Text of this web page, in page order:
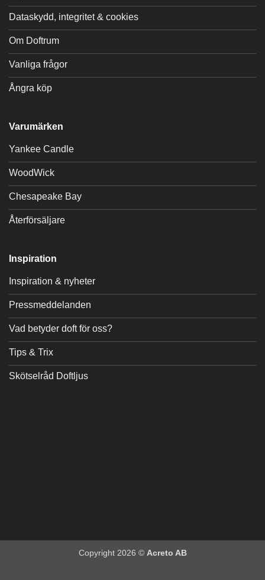
Dataskydd, integritet & cookies
Om Doftrum
Vanliga frågor
Ångra köp
Varumärken
Yankee Candle
WoodWick
Chesapeake Bay
Återförsäljare
Inspiration
Inspiration & nyheter
Pressmeddelanden
Vad betyder doft för oss?
Tips & Trix
Skötselråd Doftljus
Copyright 2026 © Acreto AB